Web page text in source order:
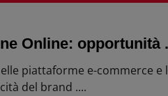
Online: opportunità
piattaforme e-commerce e
del brand ....